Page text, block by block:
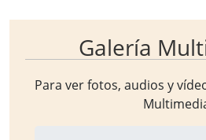
Galería
Para ver fotos, audios y